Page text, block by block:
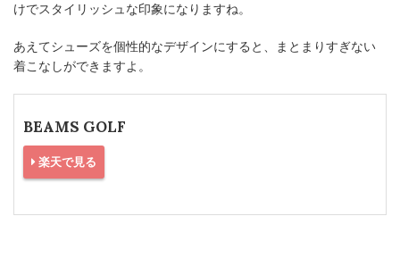
けでスタイリッシュな印象になりますね。
あえてシューズを個性的なデザインにすると、まとまりすぎない
着こなしができますよ。
BEAMS GOLF
楽天で見る